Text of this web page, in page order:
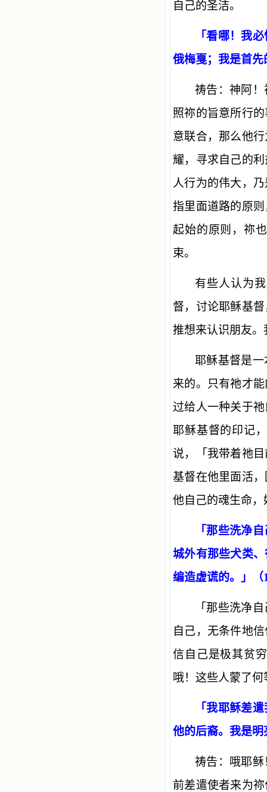
自己的圣洁。
「看哪！我
俄梅戛；我是首
祷告：神阿
照祢的旨意所行
意联合，那么他
耀，寻求自己的
人行为的伟大，
指里面道路的原
起始的原则，祢
束。
有些人认为
督，讨论耶稣基
推想来认识朋友
耶稣基督是
来的。只有祂才
过给人一种关于
耶稣基督的印记
说，「我带着祂
基督在他里面活
他自己的魂生命
「那些洗净
城外有那些犬类
编造虚谎的。」（
「那些洗净
自己，无条件地
信自己是极其贫
哦！这些人蒙了
「我耶稣差
他的后裔。我是
祷告：哦耶
前差遣使者来为